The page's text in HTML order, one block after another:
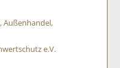
Außenhandel,
e.V.